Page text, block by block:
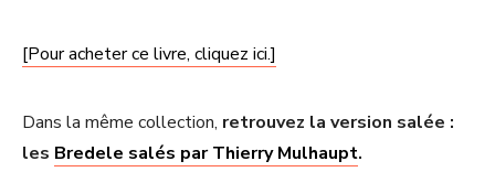
[Pour acheter ce livre, cliquez ici.]
Dans la même collection, retrouvez la version salée :
les Bredele salés par Thierry Mulhaupt.